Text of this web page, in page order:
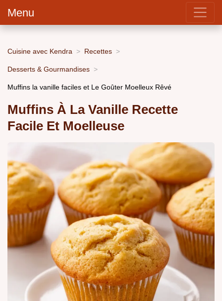
Menu
Cuisine avec Kendra Recettes
Desserts & Gourmandises
Muffins la vanille faciles et Le Goûter Moelleux Rêvé
Muffins À La Vanille Recette
Facile Et Moelleuse